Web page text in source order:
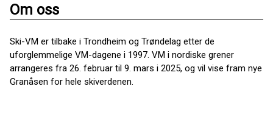
Om oss
Ski-VM er tilbake i Trondheim og Trøndelag etter de
uforglemmelige VM-dagene i 1997. VM i nordiske grener
arrangeres fra 26. februar til 9. mars i 2025, og vil vise fram nye
Granåsen for hele skiverdenen.